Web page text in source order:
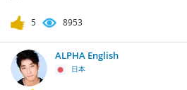
5 8953
ALPHA English
日本